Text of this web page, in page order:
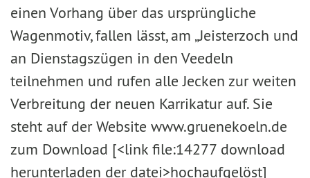
einen Vorhang über das ursprüngliche
Wagenmotiv, fallen lässt, am „Jeisterzoch und
an Dienstagszügen in den Veedeln
teilnehmen und rufen alle Jecken zur weiten
Verbreitung der neuen Karrikatur auf. Sie
steht auf der Website www.gruenekoeln.de
zum Download [<link file:14277 download
herunterladen der datei>hochaufgelöst]